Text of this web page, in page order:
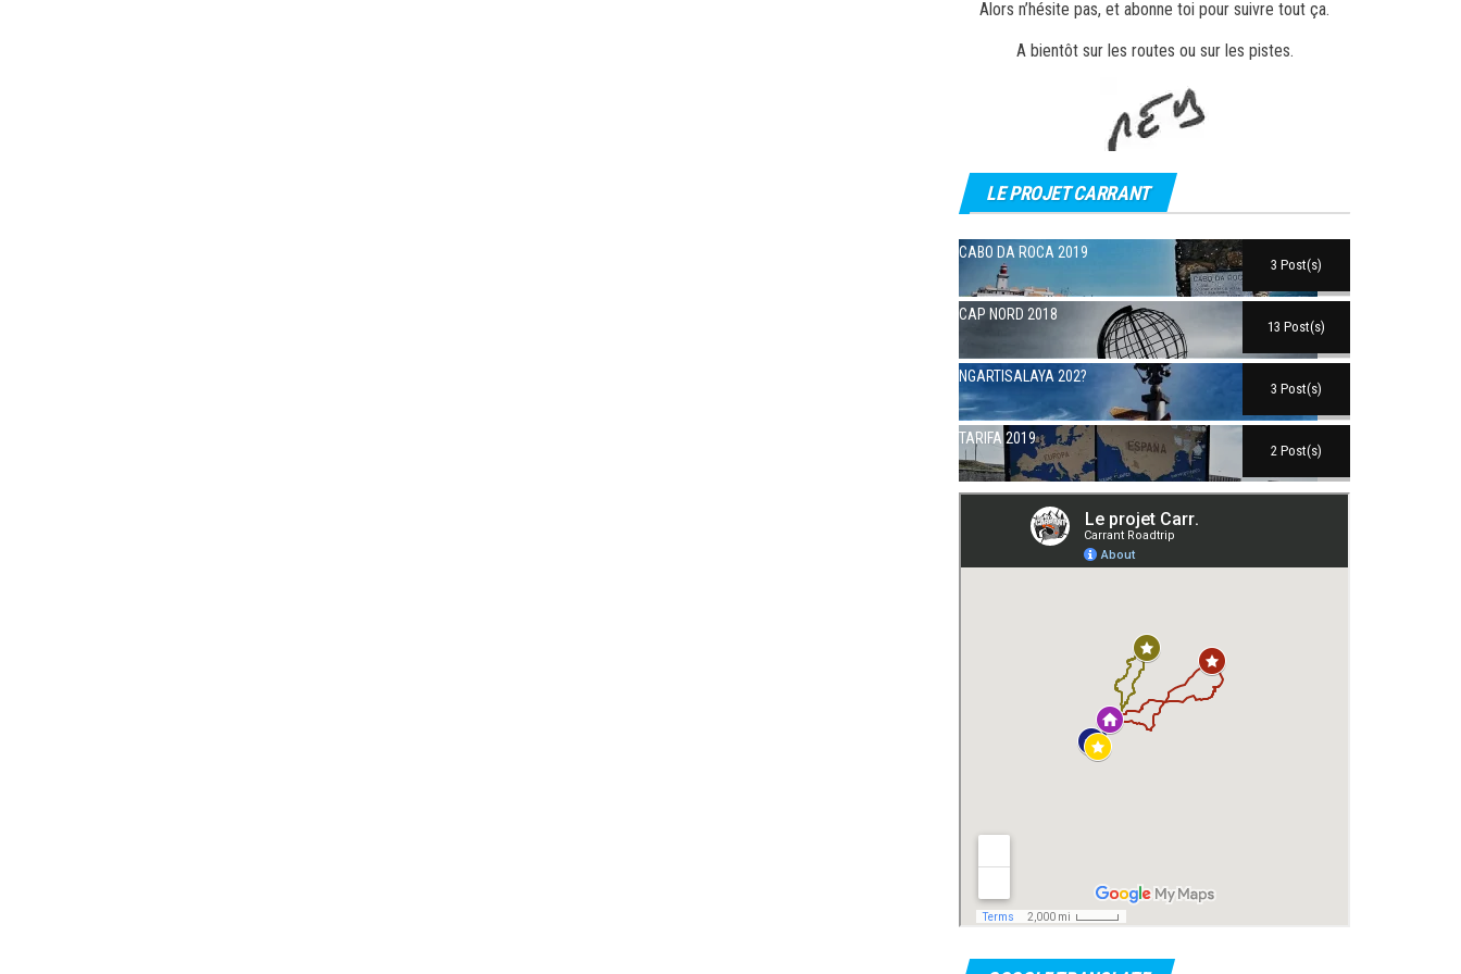
Alors n’hésite pas, et abonne toi pour suivre tout ça.
A bientôt sur les routes ou sur les pistes.
LE PROJET CARRANT
CABO DA ROCA 2019
3 Post(s)
CAP NORD 2018
13 Post(s)
NGARTISALAYA 202?
3 Post(s)
TARIFA 2019
2 Post(s)